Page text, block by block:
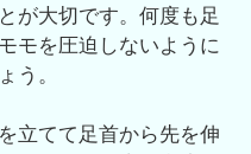
が大切です。何度も足
モを圧迫しないように
う。
立てて足首から先を伸